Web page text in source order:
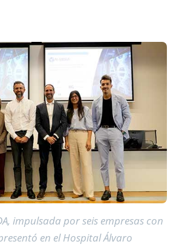
impulsada por seis empresas con
en el Hospital Álvaro